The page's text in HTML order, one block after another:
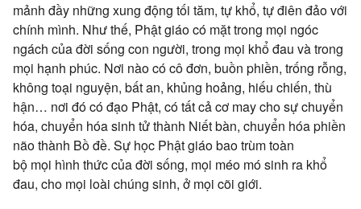
mảnh đầy những xung động tối tăm, tự khổ, tựđiên đảovới
chính mình. Như thế, Phật giáocó mặt trong mọi ngóc
ngách củađời sống con người, trong mọi khổ đau và trong
mọi hạnh phúc. Nơi nào cócô đơn, buồn phiền, trống rỗng,
không toại nguyện, bất an, khủng hoảng, hiếu chiến, thù
hận… nơi đó cóđạo Phật, có tất cả cơ may cho sựchuyển
hóa, chuyển hóasinh tửthành Niết bàn, chuyển hóaphiền
nãothành Bồ đề. Sự học Phật giáobao trùmtoàn
bộ mọi hình thứccủađời sống, mọi méo mó sinh ra khổ
đau, cho mọi loài chúng sinh, ở mọi cõi giới.